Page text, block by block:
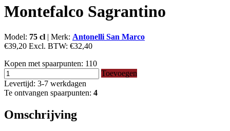
Montefalco Sagrantino
Model: 75 cl | Merk: Antonelli San Marco
€39,20 Excl. BTW: €32,40
Kopen met spaarpunten: 110
Toevoegen
Levertijd: 3-7 werkdagen
Te ontvangen spaarpunten: 4
Omschrijving